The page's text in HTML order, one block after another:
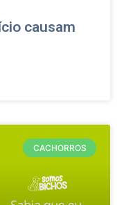
causam
CACHORROS